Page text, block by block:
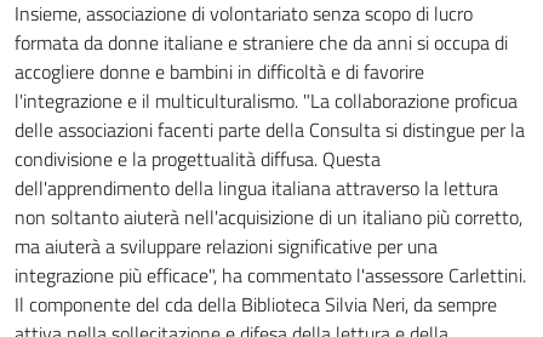
Insieme, associazione di volontariato senza scopo di lucro
formata da donne italiane e straniere che da anni si occupa di
accogliere donne e bambini in difficoltà e di favorire
l'integrazione e il multiculturalismo. "La collaborazione proficua
delle associazioni facenti parte della Consulta si distingue per la
condivisione e la progettualità diffusa. Questa
dell'apprendimento della lingua italiana attraverso la lettura
non soltanto aiuterà nell'acquisizione di un italiano più corretto,
ma aiuterà a sviluppare relazioni significative per una
integrazione più efficace", ha commentato l'assessore Carlettini.
Il componente del cda della Biblioteca Silvia Neri, da sempre